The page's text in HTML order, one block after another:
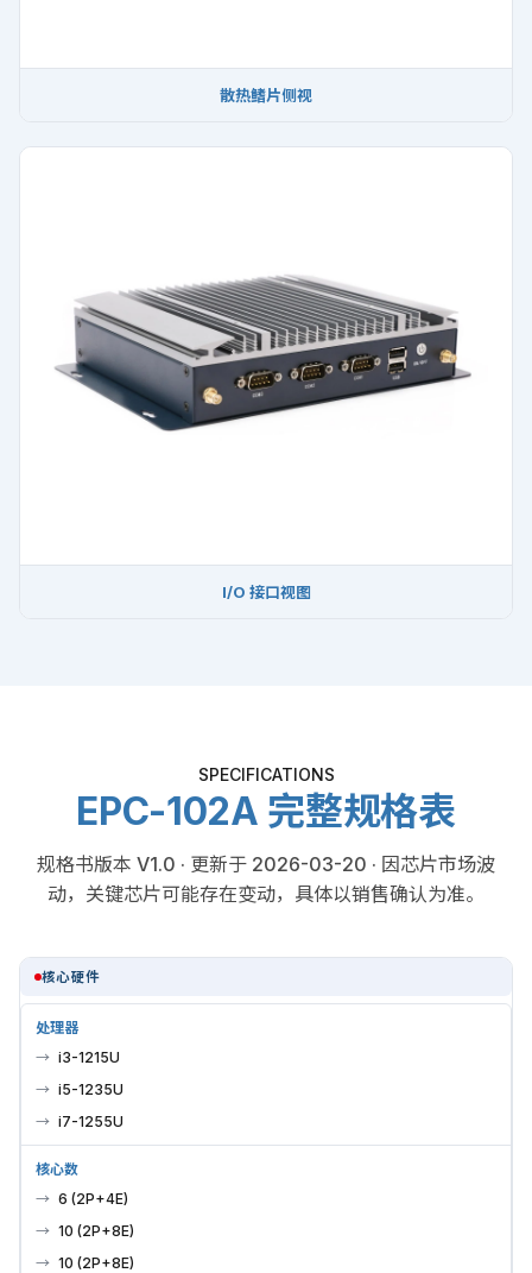
散热鳍片侧视
I/O 接口视图
SPECIFICATIONS
EPC-102A 完整规格表
规格书版本 V1.0 · 更新于 2026-03-20 · 因芯片市场波
动，关键芯片可能存在变动，具体以销售确认为准。
核心硬件
处理器
i3-1215U
i5-1235U
i7-1255U
核心数
6 (2P+4E)
10 (2P+8E)
10 (2P+8E)